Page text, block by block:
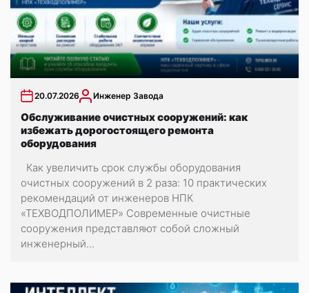
20.07.2026 Инженер Завода
Обслуживание очистных сооружений: как
избежать дорогостоящего ремонта
оборудования
Как увеличить срок службы оборудования
очистных сооружений в 2 раза: 10 практических
рекомендаций от инженеров НПК
«ТЕХВОДПОЛИМЕР» Современные очистные
сооружения представляют собой сложный
инженерный...